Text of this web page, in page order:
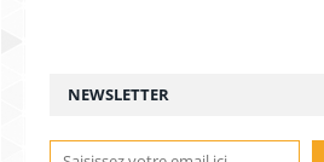
NEWSLETTER